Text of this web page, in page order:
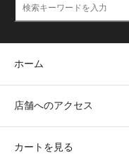
ホーム
店舗へのアクセス
カートを見る